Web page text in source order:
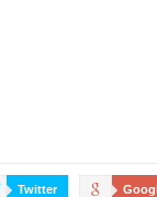
Twitter